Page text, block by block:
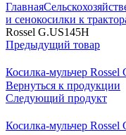
Главная
и сенокосилки к
Rossel G.US145H
Предыдущий товар
Косилка-мульчер Rossel
Вернуться к продукции
Следующий продукт
Косилка-мульчер Rossel